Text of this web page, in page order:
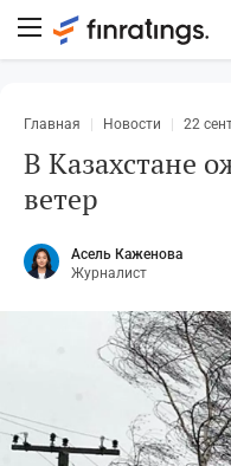
Главная Новости 22
В Казахстане
ветер
Асель Каженова
Журналист